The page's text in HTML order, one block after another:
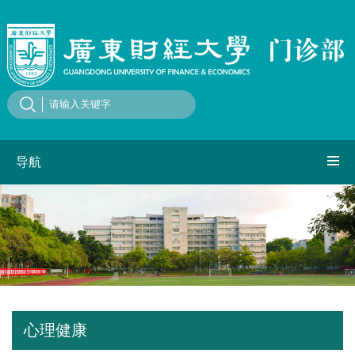
导航
心理健康